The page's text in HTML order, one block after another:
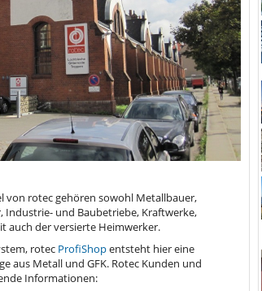
von rotec gehören sowohl Metallbauer,
Industrie- und Baubetriebe, Kraftwerke,
auch der versierte Heimwerker.
rotec ProfiShopentsteht hier eine
aus Metall und GFK. Rotec Kunden und
Informationen: